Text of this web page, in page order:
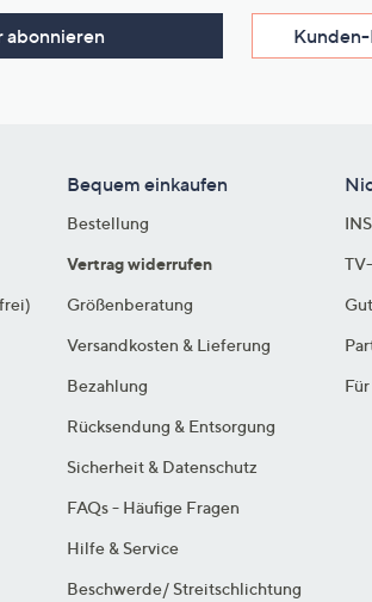
Sie
nach
rechts,
diese
anzuzeigen.
Bequem einkaufen
Bestellung
Vertrag widerrufen
Größenberatung
Versandkosten & Lieferung
Bezahlung
Rücksendung & Entsorgung
Sicherheit & Datenschutz
FAQs - Häufige Fragen
Hilfe & Service
Beschwerde/ Streitschlichtung